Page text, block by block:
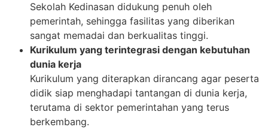
Sekolah Kedinasan didukung penuh oleh
pemerintah, sehingga fasilitas yang diberikan
sangat memadai dan berkualitas tinggi.
Kurikulum yang terintegrasi dengan kebutuhan
dunia kerja
Kurikulum yang diterapkan dirancang agar peserta
didik siap menghadapi tantangan di dunia kerja,
terutama di sektor pemerintahan yang terus
berkembang.